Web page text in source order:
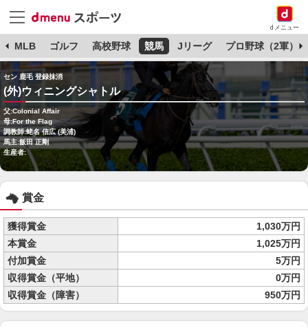
dメニュー
MLB ゴルフ 高校野球 競馬 Jリーグ プロ野球（2軍）
セン 鹿毛 登録抹消
(外)ウィニングシャトル
父:Colonial Affair
母:For the Flag
調教師:蛯名 信広 (美浦)
馬主:飯田 正剛
生産者:
賞金
獲得賞金
1,030万円
本賞金
1,025万円
付加賞金
5万円
収得賞金（平地）
0万円
収得賞金（障害）
950万円